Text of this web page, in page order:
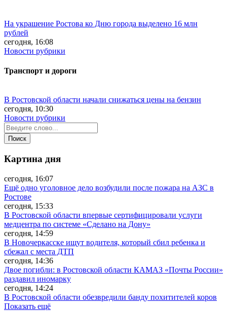
На украшение Ростова ко Дню города выделено 16 млн
рублей
сегодня, 16:08
Новости рубрики
Транспорт и дороги
В Ростовской области начали снижаться цены на бензин
сегодня, 10:30
Новости рубрики
Картина дня
сегодня, 16:07
Ещё одно уголовное дело возбудили после пожара на АЗС в
Ростове
сегодня, 15:33
В Ростовской области впервые сертифицировали услуги
медцентра по системе «Сделано на Дону»
сегодня, 14:59
В Новочеркасске ищут водителя, который сбил ребенка и
сбежал с места ДТП
сегодня, 14:36
Двое погибли: в Ростовской области КАМАЗ «Почты России»
раздавил иномарку
сегодня, 14:24
В Ростовской области обезвредили банду похитителей коров
Показать ещё